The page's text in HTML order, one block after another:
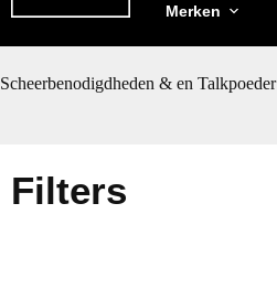
Merken
Scheerbenodigdheden & en Talkpoeder
Filters